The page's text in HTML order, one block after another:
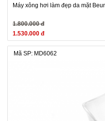
Máy xông hơi làm đẹp da mặt
1.800.000 đ
1.530.000 đ
Mã SP: MD6062